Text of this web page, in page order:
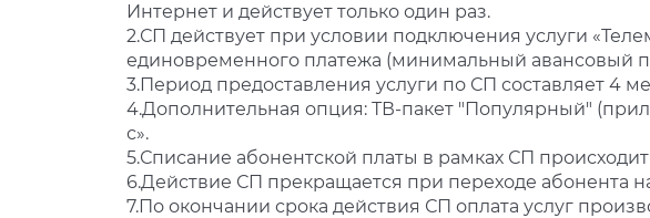
Интернет и действует только один раз.
2.СП действует при условии подключения услуги
единовременного платежа (минимальный авансовый
3.Период предоставления услуги по СП составляет 4
4.Дополнительная опция: ТВ-пакет "Популярный"
с».
5.Списание абонентской платы в рамках СП
6.Действие СП прекращается при переходе абонента
7.По окончании срока действия СП оплата услуг